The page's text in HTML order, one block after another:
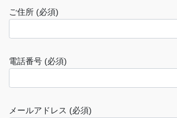
ご住所 (必須)
電話番号 (必須)
メールアドレス (必須)